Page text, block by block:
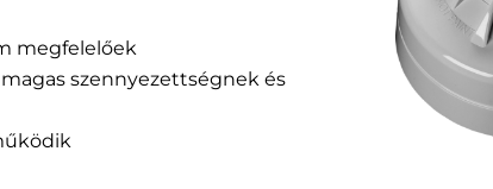
megfelelőek
szennyezettségnek és